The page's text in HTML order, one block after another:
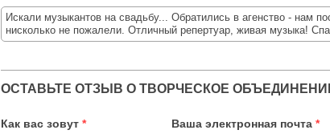
Искали музыкантов на свадьбу... Обратились в агенство - нам
нисколько не пожалели. Отличный репертуар, живая музыка!
ОСТАВЬТЕ ОТЗЫВ О ТВОРЧЕСКОЕ ОБЪЕДИНЕНИЕ
Как вас зовут * Ваша электронная почта *